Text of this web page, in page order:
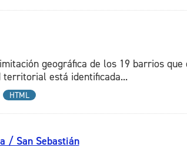
geográfica de los 19 barrios que
territorial está identificada...
HTML
/ San Sebastián